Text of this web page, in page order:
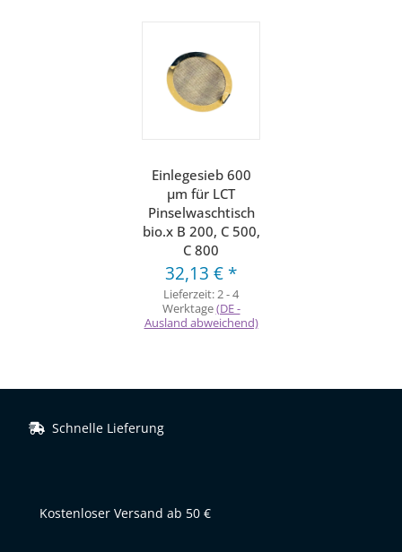
Einlegesieb 600
µm für LCT
Pinselwaschtisch
bio.x B 200, C 500,
C 800
32,13 € *
Lieferzeit:2 - 4
Werktage(DE -
Ausland abweichend)
Schnelle Lieferung
Kostenloser Versand ab 50 €